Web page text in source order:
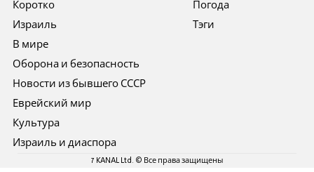
Коротко
Израиль
В мире
Оборона и безопасность
Новости из бывшего СССР
Еврейский мир
Культура
Израиль и диаспора
Погода
Тэги
7 KANAL Ltd. © Все права защищены